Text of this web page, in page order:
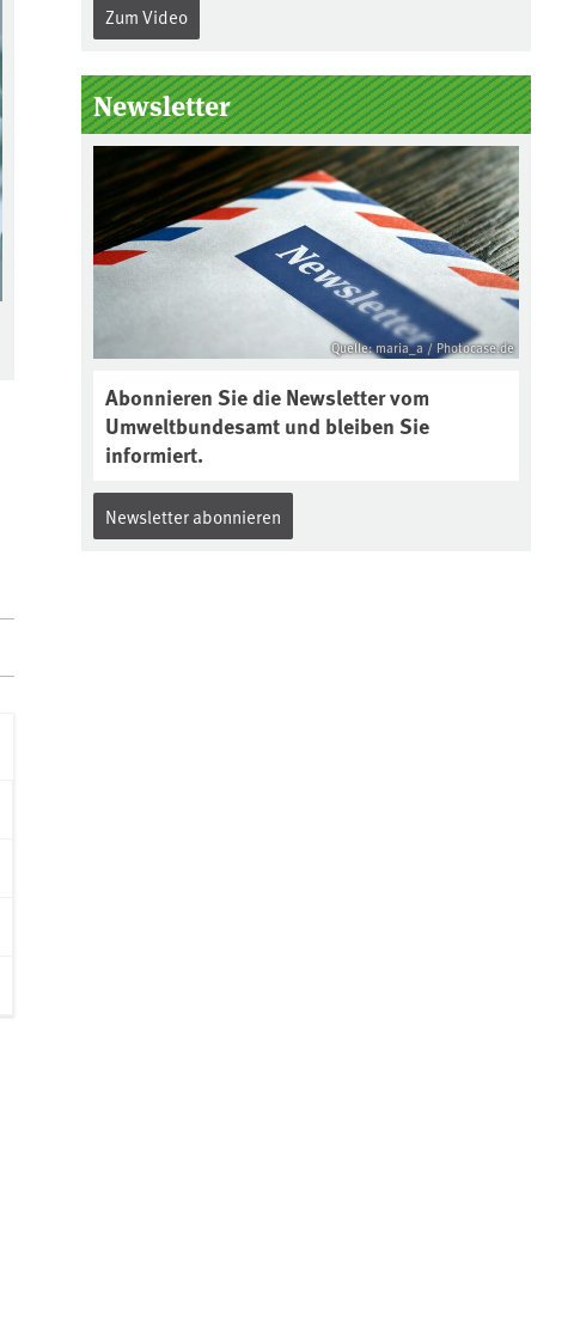
Zum Video
Newsletter
Quelle: maria_a / Photocase.de
Abonnieren Sie die Newsletter vom
Umweltbundesamt und bleiben Sie
informiert.
Newsletter abonnieren